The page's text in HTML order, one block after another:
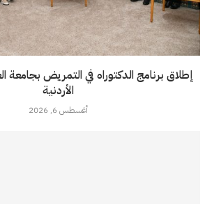
إطلاق برنامج الدكتوراه في التمريض بجامعة
الأردنية
أغسطس 6, 2026